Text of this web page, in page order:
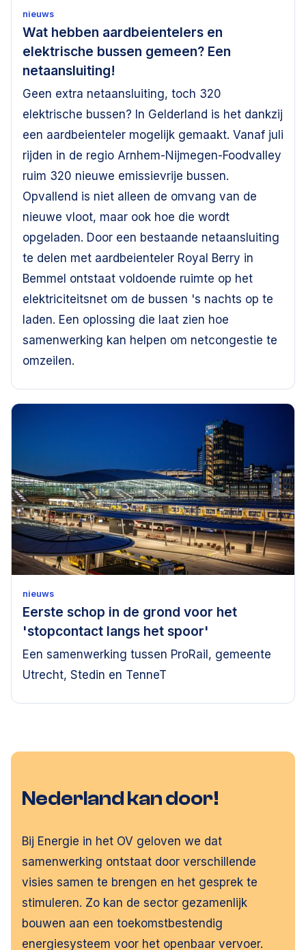
nieuws
Wat hebben aardbeientelers en
elektrische bussen gemeen? Een
netaansluiting!
Geen extra netaansluiting, toch 320
elektrische bussen? In Gelderland is het dankzij
een aardbeienteler mogelijk gemaakt. Vanaf juli
rijden in de regio Arnhem-Nijmegen-Foodvalley
ruim 320 nieuwe emissievrije bussen.
Opvallend is niet alleen de omvang van de
nieuwe vloot, maar ook hoe die wordt
opgeladen. Door een bestaande netaansluiting
te delen met aardbeienteler Royal Berry in
Bemmel ontstaat voldoende ruimte op het
elektriciteitsnet om de bussen 's nachts op te
laden. Een oplossing die laat zien hoe
samenwerking kan helpen om netcongestie te
omzeilen.
nieuws
Eerste schop in de grond voor het
'stopcontact langs het spoor'
Een samenwerking tussen ProRail, gemeente
Utrecht, Stedin en TenneT
Nederland kan door!
Bij Energie in het OV geloven we dat
samenwerking ontstaat door verschillende
visies samen te brengen en het gesprek te
stimuleren. Zo kan de sector gezamenlijk
bouwen aan een toekomstbestendig
energiesysteem voor het openbaar vervoer.